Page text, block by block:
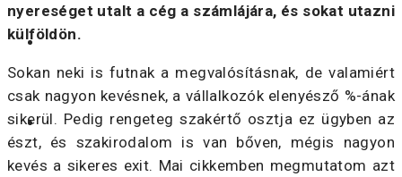
RÓLAM
KAPCSOLAT
nyereséget utalt a cég a számlájára, és sokat utazni
külföldön.
Sokan neki is futnak a megvalósításnak, de valamiért
csak nagyon kevésnek, a vállalkozók elenyésző %-ának
sikerül. Pedig rengeteg szakértő osztja ez ügyben az
észt, és szakirodalom is van bőven, mégis nagyon
kevés a sikeres exit. Mai cikkemben megmutatom azt